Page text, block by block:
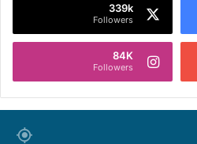
339k
Followers
84K
Followers